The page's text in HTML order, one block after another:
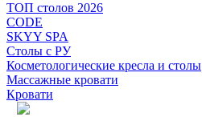
ТОП столов 2026
CODE
SKYY SPA
Столы с РУ
Косметологические кресла и столы
Массажные кровати
Кровати